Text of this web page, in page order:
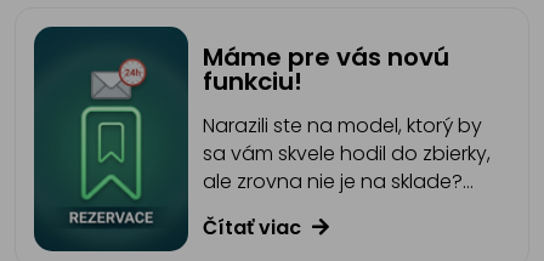
Máme pre vás novú
funkciu!
Narazili ste na model, ktorý by
sa vám skvele hodil do zbierky,
ale zrovna nie je na sklade?
Odteraz to už nie je žiadny
problém. Pridali sme pre vás
Čítať viac